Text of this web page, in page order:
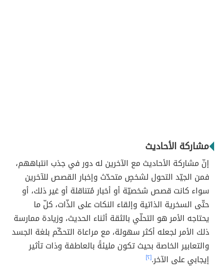
مشاركة الأحاديث
إنّ مشاركة الأحاديث مع الآخرين له دور في جذب انتباههم،
فمن الجيّد التحول لشخصٍ متحدّث وإخبار القصص للآخرين
سواء كانت قصص شخصيّة أو أخبار مُتناقلة أو غير ذلك، أو
حتّى السخرية الذاتية وإلقاء النكات على الذّات، كلّ ما
يحتاجه الأمر هو التحلّي بالثقة أثناء الحديث، وزيادة ممارسة
ذلك الأمر لجعله أكثر سهولة، مع مراعاة التحكّم بلغة الجسد
والتعابير الخاصة بحيث تكون مليئةً بالعاطفة وذات تأثير
إيجابي على الآخر.[٢]